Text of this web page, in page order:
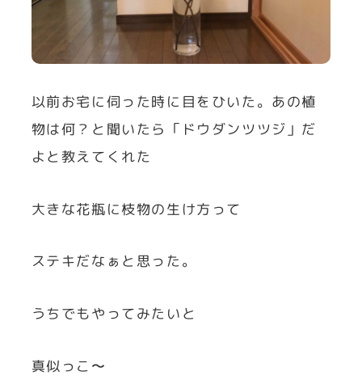
以前お宅に伺った時に目をひいた。あの植
物は何？と聞いたら「ドウダンツツジ」だ
よと教えてくれた
大きな花瓶に枝物の生け方って
ステキだなぁと思った。
うちでもやってみたいと
真似っこ〜